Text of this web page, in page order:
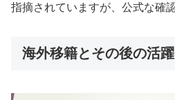
指摘されていますが、公式な確
海外移籍とその後の活躍